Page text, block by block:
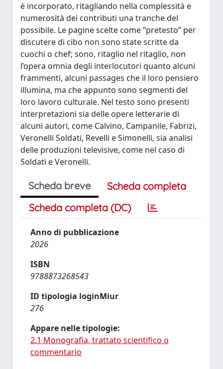
è incorporato, ritagliando nella complessità e
numerosità dei contributi una tranche del
possibile. Le pagine scelte come “pretesto” per
discutere di cibo non sono state scritte da
cuochi o chef; sono, ritaglio nel ritaglio, non
l’opera omnia degli interlocutori quanto alcuni
frammenti, alcuni passages che il loro pensiero
illumina, ma che appunto sono segmenti del
loro lavoro culturale. Nel testo sono presenti
interpretazioni sia delle opere letterarie di
alcuni autori, come Calvino, Campanile, Fabrizi,
Veronelli Soldati, Revelli e Simonelli, sia analisi
delle produzioni televisive, come nel caso di
Soldati e Veronelli.
Scheda breve
Scheda completa
Scheda completa (DC)
Anno di pubblicazione
2026
ISBN
9788873268543
ID tipologia loginMiur
276
Appare nelle tipologie:
2.1 Monografia, trattato scientifico o
commentario